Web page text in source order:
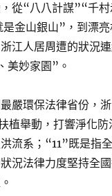
從“八八計謀”“千
金山銀山”，到漂
江人居周遭的狀況
美妙家園”。
嚴環保法律省份，
植舉動，打響淨化
流系；“11”既是指
況法律力度堅持全